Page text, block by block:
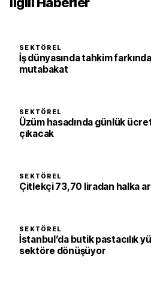
SEKTÖREL
İş dünyasında tahkim
mutabakat
SEKTÖREL
Üzüm hasadında günlük
çıkacak
SEKTÖREL
Çitlekçi 73,70 liradan halka
SEKTÖREL
İstanbul’da butik pastacılık
sektöre dönüşüyor